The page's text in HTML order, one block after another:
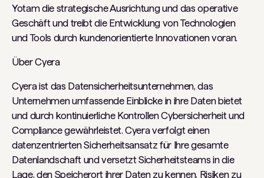
Yotam die strategische Ausrichtung und das operative
Geschäft und treibt die Entwicklung von Technologien
und Tools durch kundenorientierte Innovationen voran.
Über Cyera
Cyera ist das Datensicherheitsunternehmen, das
Unternehmen umfassende Einblicke in ihre Daten bietet
und durch kontinuierliche Kontrollen Cybersicherheit und
Compliance gewährleistet. Cyera verfolgt einen
datenzentrierten Sicherheitsansatz für Ihre gesamte
Datenlandschaft und versetzt Sicherheitsteams in die
Lage, den Speicherort ihrer Daten zu kennen, Risiken zu